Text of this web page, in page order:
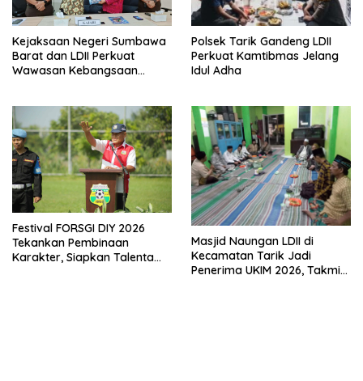
Kejaksaan Negeri Sumbawa
Barat dan LDII Perkuat
Wawasan Kebangsaan
Polsek Tarik Gandeng LDII
Perkuat Kamtibmas Jelang
Idul Adha
Festival FORSGI DIY 2026
Tekankan Pembinaan
Karakter, Siapkan Talenta
Masjid Naungan LDII di
Kecamatan Tarik Jadi
Penerima UKIM 2026, Takmir